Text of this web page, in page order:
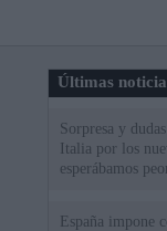
Últimas
Sorpresa y
Italia por los
esperábamos
España impone